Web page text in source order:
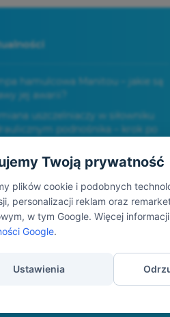
hamulcowa Manitou – jakie są
jej awarii?
uszczelniaczy w siłowniku
podnośnika – krok po
hydrauliczny wózka widłowego –
prawa zastrzeżone.
Twoją prywatność
plików cookie i podobnych
personalizacji reklam oraz
w tym Google. Więcej
Google.
Ustawienia